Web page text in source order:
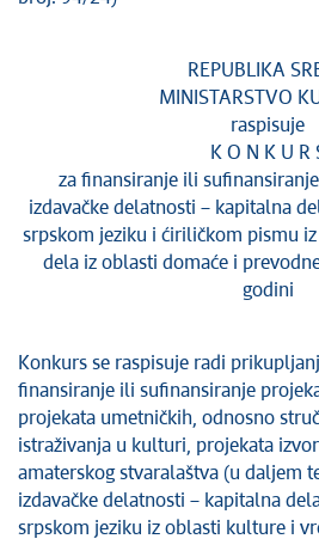
REPUBLIKA
MINISTARSTVO
raspisuje
K O N K U R
za finansiranje ili
izdavačke delatnosti – kapitalna
srpskom jeziku i ćiriličkom pismu
dela iz oblasti domaće i
godini
Konkurs se raspisuje radi
finansiranje ili sufinansiranje
projekata umetničkih, odnosno
istraživanja u kulturi, projekata
amaterskog stvaralaštva (u daljem
izdavačke delatnosti – kapitalna
srpskom jeziku iz oblasti kulture i